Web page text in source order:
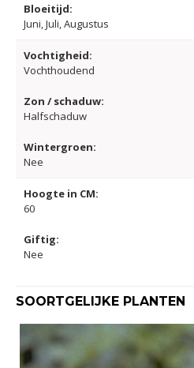
Bloeitijd:
Juni, Juli, Augustus
Vochtigheid:
Vochthoudend
Zon / schaduw:
Halfschaduw
Wintergroen:
Nee
Hoogte in CM:
60
Giftig:
Nee
SOORTGELIJKE PLANTEN